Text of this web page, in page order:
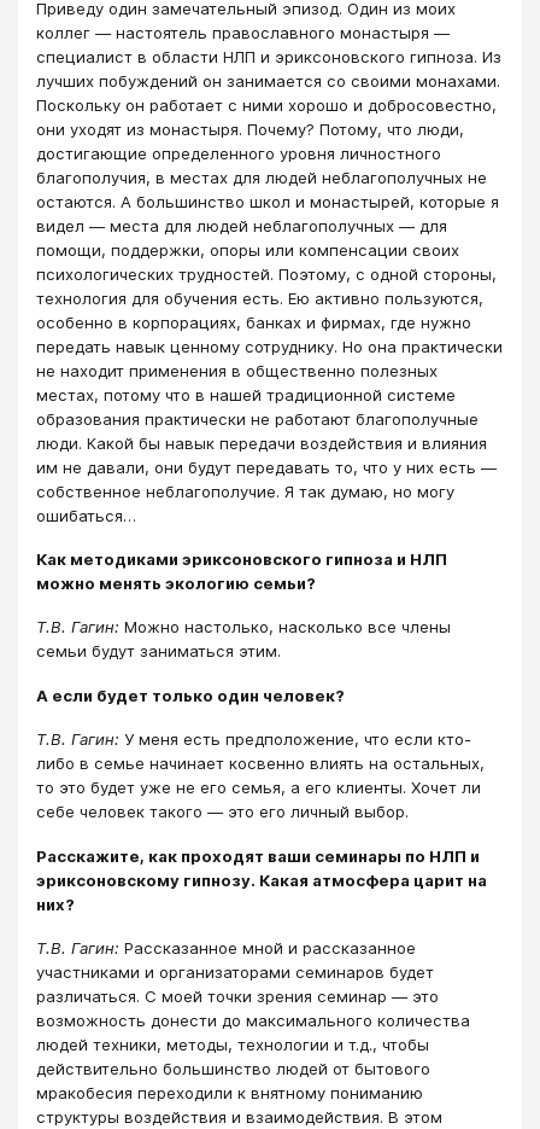
Приведу один замечательный эпизод. Один из моих
коллег ― настоятель православного монастыря ―
специалист в области НЛП и эриксоновского гипноза. Из
лучших побуждений он занимается со своими монахами.
Поскольку он работает с ними хорошо и добросовестно,
они уходят из монастыря. Почему? Потому, что люди,
достигающие определенного уровня личностного
благополучия, в местах для людей неблагополучных не
остаются. А большинство школ и монастырей, которые я
видел ― места для людей неблагополучных — для
помощи, поддержки, опоры или компенсации своих
психологических трудностей. Поэтому, с одной стороны,
технология для обучения есть. Ею активно пользуются,
особенно в корпорациях, банках и фирмах, где нужно
передать навык ценному сотруднику. Но она практически
не находит применения в общественно полезных
местах, потому что в нашей традиционной системе
образования практически не работают благополучные
люди. Какой бы навык передачи воздействия и влияния
им не давали, они будут передавать то, что у них есть ―
собственное неблагополучие. Я так думаю, но могу
ошибаться…
Как методиками эриксоновского гипноза и НЛП
можно менять экологию семьи?
Т.В. Гагин: Можно настолько, насколько все члены
семьи будут заниматься этим.
А если будет только один человек?
Т.В. Гагин: У меня есть предположение, что если кто-
либо в семье начинает косвенно влиять на остальных,
то это будет уже не его семья, а его клиенты. Хочет ли
себе человек такого ― это его личный выбор.
Расскажите, как проходят ваши семинары по НЛП и
эриксоновскому гипнозу. Какая атмосфера царит на
них?
Т.В. Гагин: Рассказанное мной и рассказанное
участниками и организаторами семинаров будет
различаться. С моей точки зрения семинар ― это
возможность донести до максимального количества
людей техники, методы, технологии и т.д., чтобы
действительно большинство людей от бытового
мракобесия переходили к внятному пониманию
структуры воздействия и взаимодействия. В этом